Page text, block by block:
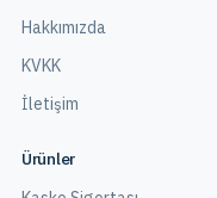
Hakkımızda
KVKK
İletişim
Ürünler